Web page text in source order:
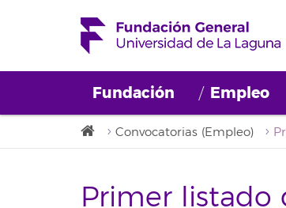
Fundación Empleo
Convocatorias (Empleo)
Primer listado